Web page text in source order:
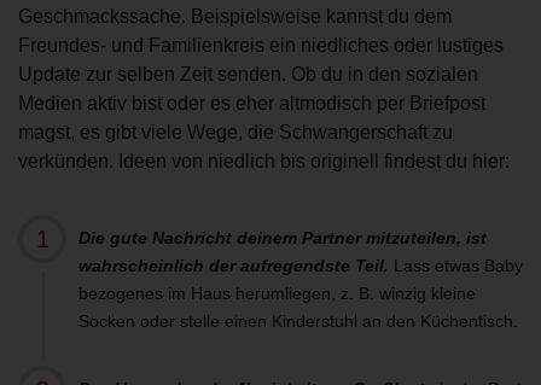
Geschmackssache. Beispielsweise kannst du dem
Freundes- und Familienkreis ein niedliches oder lustiges
Update zur selben Zeit senden. Ob du in den sozialen
Medien aktiv bist oder es eher altmodisch per Briefpost
magst, es gibt viele Wege, die Schwangerschaft zu
verkünden. Ideen von niedlich bis originell findest du hier:
Die gute Nachricht deinem Partner mitzuteilen, ist
wahrscheinlich der aufregendste Teil. Lass etwas Baby
bezogenes im Haus herumliegen, z. B. winzig kleine
Socken oder stelle einen Kinderstuhl an den Küchentisch.